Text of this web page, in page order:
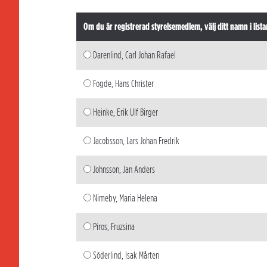
Om du är registrerad styrelsemedlem, välj ditt namn i
Darenlind, Carl Johan Rafael
Fogde, Hans Christer
Heinke, Erik Ulf Birger
Jacobsson, Lars Johan Fredrik
Johnsson, Jan Anders
Nimeby, Maria Helena
Piros, Fruzsina
Söderlind, Isak Mårten